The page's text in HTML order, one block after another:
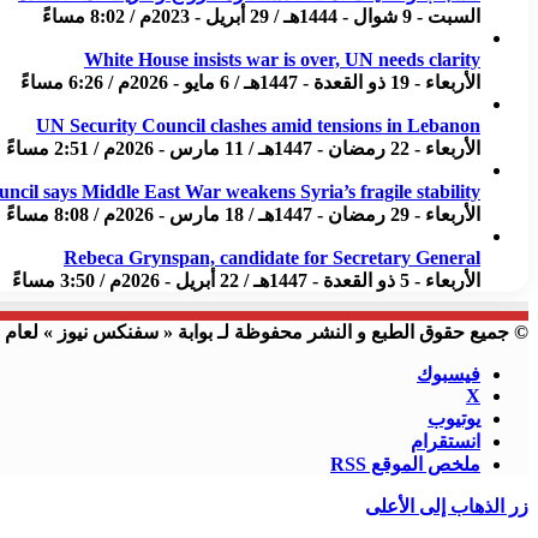
السبت - 9 شوال - 1444هـ / 29 أبريل - 2023م / 8:02 مساءً
White House insists war is over, UN needs clarity
الأربعاء - 19 ذو القعدة - 1447هـ / 6 مايو - 2026م / 6:26 مساءً
UN Security Council clashes amid tensions in Lebanon
الأربعاء - 22 رمضان - 1447هـ / 11 مارس - 2026م / 2:51 مساءً
says Middle East War weakens Syria’s fragile stability
الأربعاء - 29 رمضان - 1447هـ / 18 مارس - 2026م / 8:08 مساءً
Rebeca Grynspan, candidate for Secretary General
الأربعاء - 5 ذو القعدة - 1447هـ / 22 أبريل - 2026م / 3:50 مساءً
© جميع حقوق الطبع و النشر محفوظة لـ بوابة « سفنكس نيوز » لعام 2023 م
فيسبوك
X
يوتيوب
انستقرام
ملخص الموقع RSS
زر الذهاب إلى الأعلى